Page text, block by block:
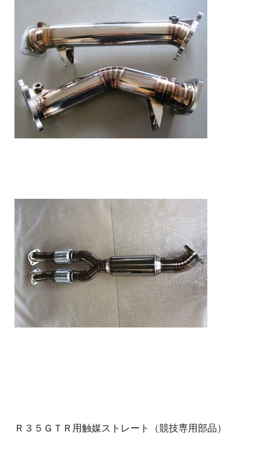
Ｒ３５ＧＴＲ用触媒ストレート（競技専用部品）